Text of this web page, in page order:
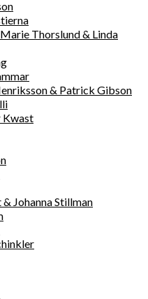
Thorslund & Linda
& Patrick Gibson
Kwast
Johanna Stillman